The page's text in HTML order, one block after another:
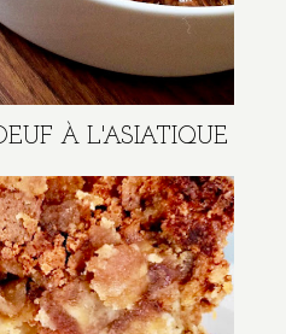
À L'ASIATIQUE